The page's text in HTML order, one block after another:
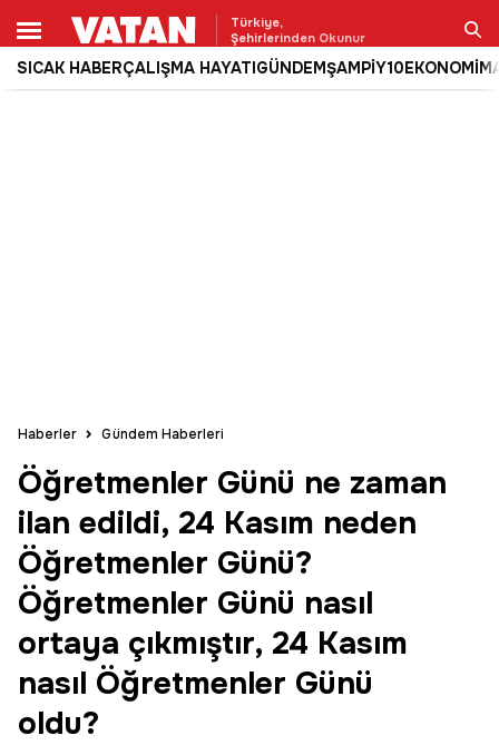
Türkiye,
Şehirlerinden Okunur
SICAK HABERÇALIŞMA HAYATIGÜNDEMŞAMPİY10EKONOMİ
Ara
Haberler Gündem Haberleri
Öğretmenler Günü ne zaman
ilan edildi, 24 Kasım neden
Öğretmenler Günü?
Öğretmenler Günü nasıl
ortaya çıkmıştır, 24 Kasım
nasıl Öğretmenler Günü
oldu?